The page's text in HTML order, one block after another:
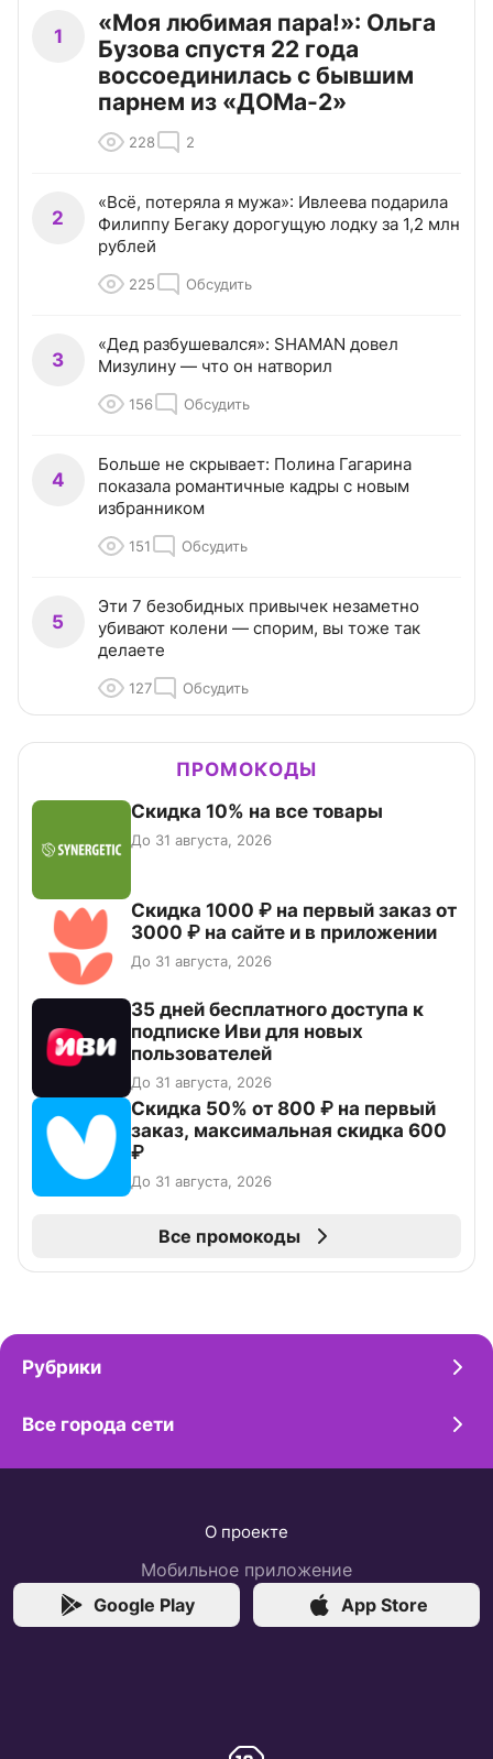
1
«Моя любимая пара!»: Ольга
Бузова спустя 22 года
воссоединилась с бывшим
парнем из «ДОМа-2»
228 2
2
«Всё, потеряла я мужа»: Ивлеева подарила
Филиппу Бегаку дорогущую лодку за 1,2 млн
рублей
225 Обсудить
3
«Дед разбушевался»: SHAMAN довел
Мизулину — что он натворил
156 Обсудить
4
Больше не скрывает: Полина Гагарина
показала романтичные кадры с новым
избранником
151 Обсудить
5
Эти 7 безобидных привычек незаметно
убивают колени — спорим, вы тоже так
делаете
127 Обсудить
ПРОМОКОДЫ
Скидка 10% на все товары
До 31 августа, 2026
Скидка 1000 ₽ на первый заказ от
3000 ₽ на сайте и в приложении
До 31 августа, 2026
35 дней бесплатного доступа к
подписке Иви для новых
пользователей
До 31 августа, 2026
Скидка 50% от 800 ₽ на первый
заказ, максимальная скидка 600
₽
До 31 августа, 2026
Все промокоды
Рубрики
Все города сети
О проекте
Мобильное приложение
Google Play
App Store